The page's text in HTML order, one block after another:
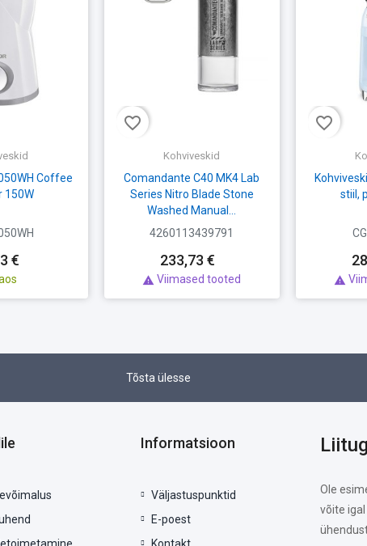
Coffee
150W
€
favorite_border
Kohviveskid
Comandante C40 MK4 Lab
Series Nitro Blade Stone
Washed Manual...
4260113439791
233,73 €
 Viimased tooted
favorite_border
stiil,

Tõsta ülesse
Informatsioon
Väljastuspunktid
E-poest
Ole
võite